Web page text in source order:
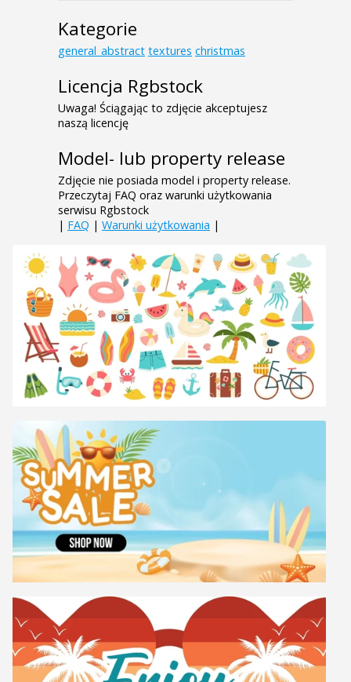
Kategorie
general_abstract textures christmas
Licencja Rgbstock
Uwaga! Ściągając to zdjęcie akceptujesz
naszą licencję
Model- lub property release
Zdjęcie nie posiada model i property release.
Przeczytaj FAQ oraz warunki użytkowania
serwisu Rgbstock
| FAQ | Warunki użytkowania |